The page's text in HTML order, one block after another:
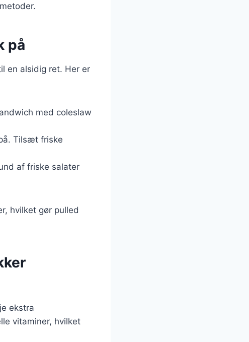
på
en alsidig ret. Her er
med coleslaw
Tilsæt friske
af friske salater
hvilket gør pulled
ekstra
vitaminer, hvilket